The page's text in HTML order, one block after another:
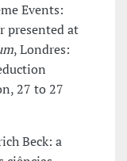
Events:
presented at
, Londres:
27 to 27
Beck: a